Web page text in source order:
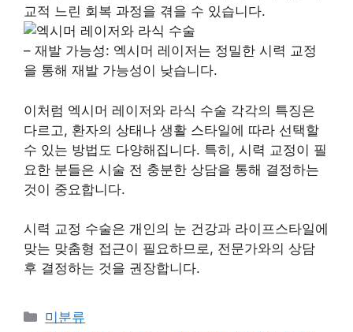
교적 느린 회복 과정을 겪을 수 있습니다.
– 재발 가능성: 엑시머 레이저는 정밀한 시력 교정
을 통해 재발 가능성이 낮습니다.
이처럼 엑시머 레이저와 라식 수술 각각의 특징은
다르고, 환자의 상태나 생활 스타일에 따라 선택할
수 있는 방법도 다양해집니다. 특히, 시력 교정이 필
요한 분들은 시술 전 충분한 상담을 통해 결정하는
것이 중요합니다.
시력 교정 수술은 개인의 눈 건강과 라이프스타일에
맞는 맞춤형 접근이 필요하므로, 전문가와의 상담
후 결정하는 것을 권장합니다.
Categories
미분류